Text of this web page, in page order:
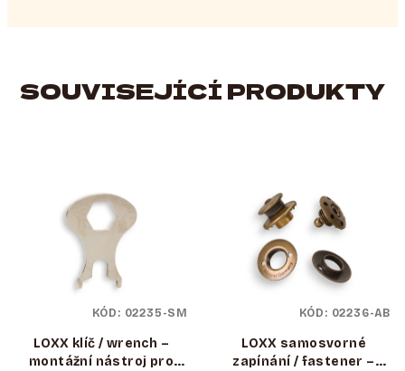
SOUVISEJÍCÍ PRODUKTY
LOXX klíč / wrench –
montážní nástroj pro
KÓD: 02235-SM
LOXX samosvorné
zapínání / fastener –
KÓD: 02236-AB